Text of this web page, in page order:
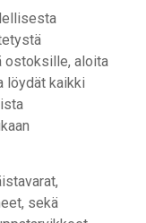
ostoksille, aloita
löydät kaikki
sekä